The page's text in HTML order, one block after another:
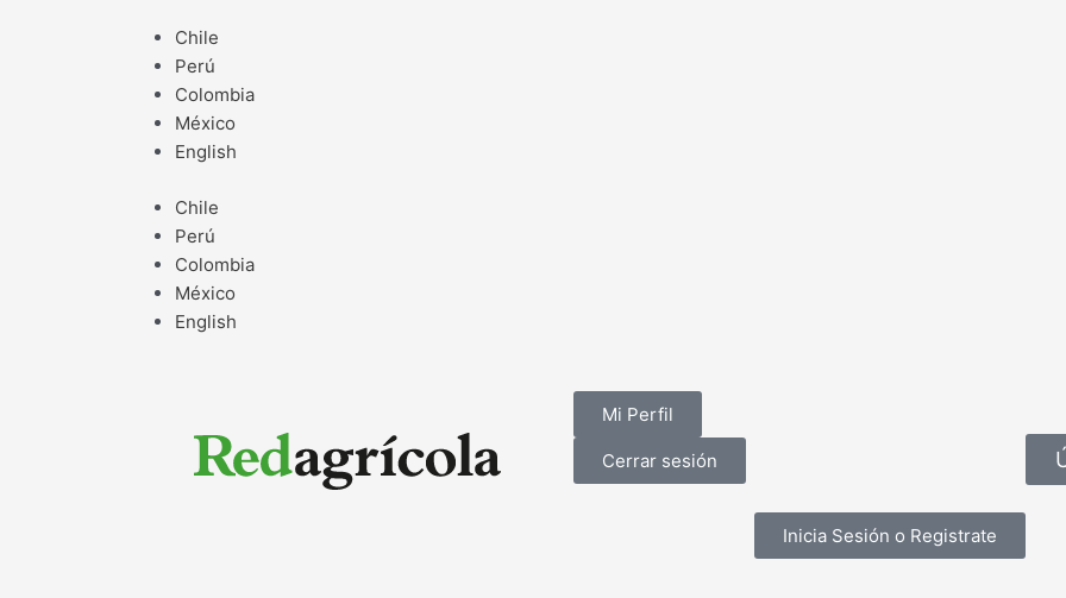
Chile
Perú
Colombia
México
English
Chile
Perú
Colombia
México
English
Mi Perfil
Cerrar sesión
Inicia Sesión o Registrate